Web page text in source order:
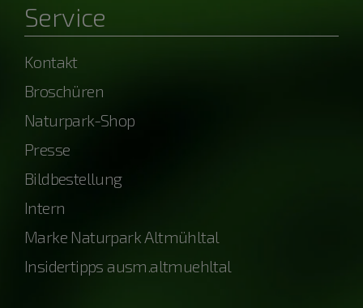
Service
Kontakt
Broschüren
Naturpark-Shop
Presse
Bildbestellung
Intern
Marke Naturpark Altmühltal
Insidertipps ausm.altmuehltal